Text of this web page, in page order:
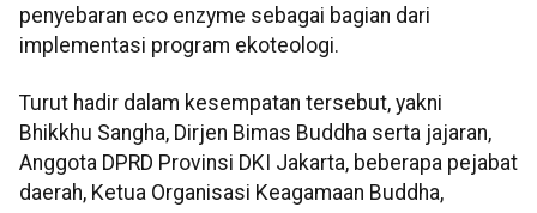
penyebaran eco enzyme sebagai bagian dari
implementasi program ekoteologi.
Turut hadir dalam kesempatan tersebut, yakni
Bhikkhu Sangha, Dirjen Bimas Buddha serta jajaran,
Anggota DPRD Provinsi DKI Jakarta, beberapa pejabat
daerah, Ketua Organisasi Keagamaan Buddha,